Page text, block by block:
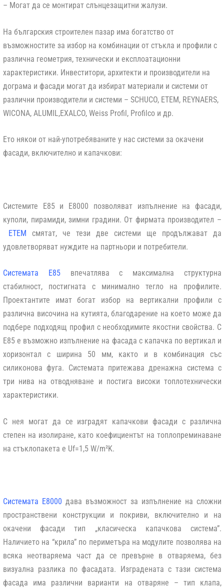
– Могат да се монтират слънцезащитни жалузи.
На българския строителен пазар има богатство от
възможностите за избор на комбинации от стъкла и профили с
различна геометрия, технически и експлоатационни
характеристики. Инвеститори, архитекти и производители на
дограма и фасади могат да избират материали и системи от
различни производители и системи – SCHUCO, ETEM, REYNAERS,
WICONA, ALUMIL,EXALCO, Weiss Profil, Profilco и др.
Ето някои от най-употребяваните у нас системи за окачени
фасади, включително и капачкови:
Системите Е85 и Е8000 позволяват изпълнение на фасади,
куполи, пирамиди, зимни градини. От фирмата производител –
ETEM смятат, че тези две системи ще продължават да
удовлетворяват нуждите на партньори и потребители.
Системата Е85впечатлява с максимална структурна
стабилност, постигната с минимално тегло на профилите.
Проектантите имат богат избор на вертикални профили с
различна височина на кутията, благодарение на което може да
подбере подходящ профил с необходимите якостни свойства. С
E85 е възможно изпълнение на фасада с капачка по вертикал и
хоризонтал с ширина 50 мм, както и в комбинация със
силиконова фуга. Системата притежава дренажна система с
три нива на отводняване и постига високи топлотехнически
характеристики.
С нея могат да се изградят капачкови фасади с различна
степен на изолиране, като коефициентът на топлопреминаване
на стъклопакета е Uf=1,5 W/m²K.
Системата Е8000 дава възможност за изпълнение на сложни
пространствени конструкции и покриви, включително и на
окачени фасади тип „класическа капачкова система”.
Наличието на “крила” по периметъра на модулите позволява на
всяка неотваряема част да се превърне в отваряема, без
визуална разлика по фасадата. Изградената с тази система
фасада има различни варианти на отваряне – тип клапа,